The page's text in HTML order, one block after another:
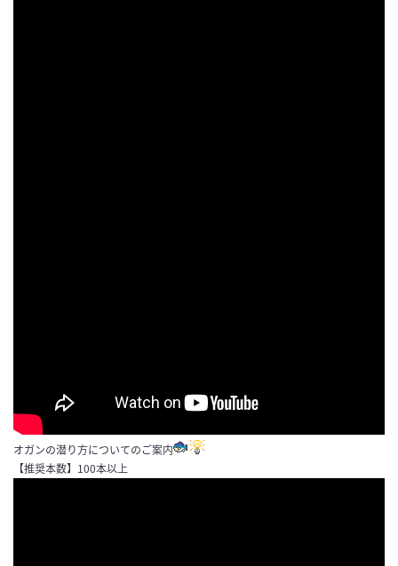
オガンの潜り方についてのご案内
【推奨本数】100本以上